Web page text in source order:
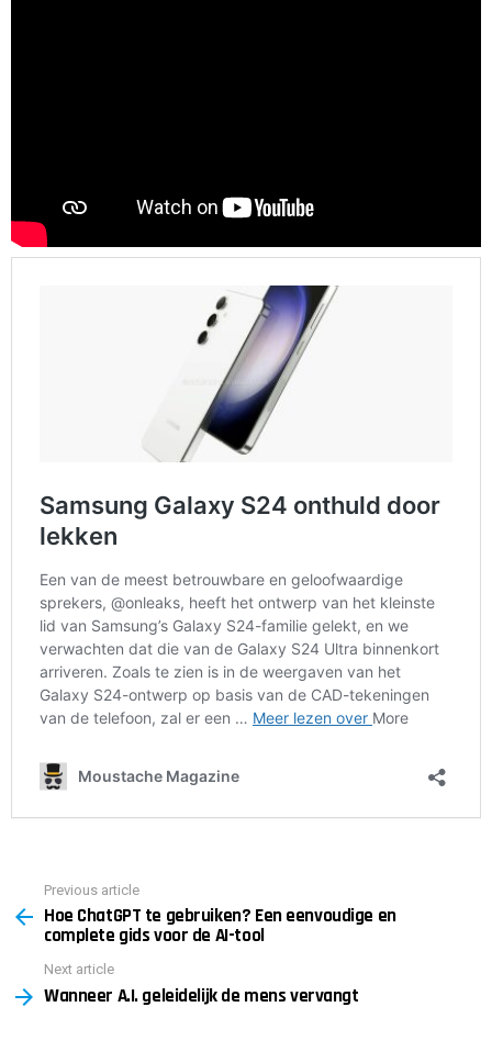
more
Previous article
Hoe ChatGPT te gebruiken? Een eenvoudige en
complete gids voor de AI-tool
Next article
Wanneer A.I. geleidelijk de mens vervangt